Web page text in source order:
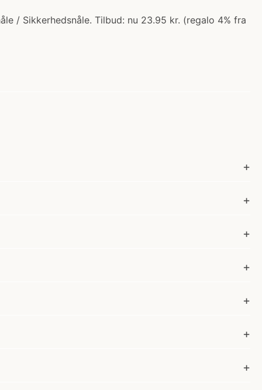
/ Sikkerhedsnåle. Tilbud: nu 23.95 kr. (regalo 4% fra